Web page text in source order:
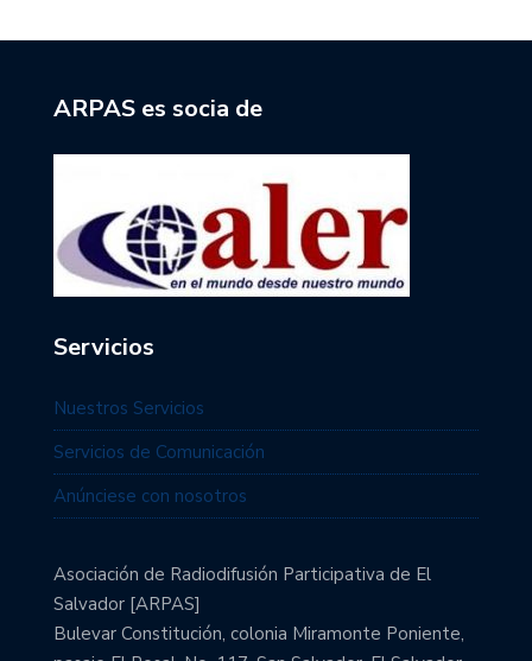
ARPAS es socia de
Servicios
Nuestros Servicios
Servicios de Comunicación
Anúnciese con nosotros
Asociación de Radiodifusión Participativa de El
Salvador [ARPAS]
Bulevar Constitución, colonia Miramonte Poniente,